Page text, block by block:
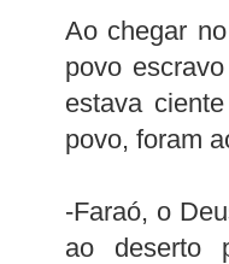
Ao chegar
povo
estava
povo, foram
-Faraó, o
ao deserto